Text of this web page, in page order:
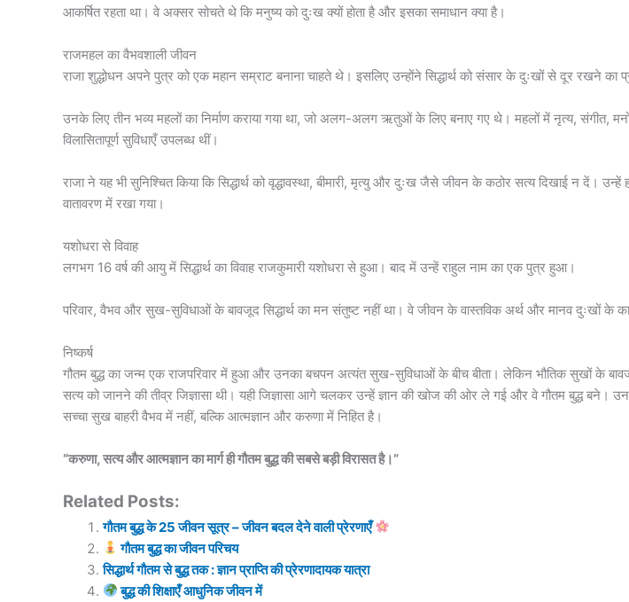
आकर्षित रहता था। वे अक्सर सोचते थे कि मनुष्य को दुःख क्यों होता है और इसका समाधान क्या है।
राजमहल का वैभवशाली जीवन
राजा शुद्धोधन अपने पुत्र को एक महान सम्राट बनाना चाहते थे। इसलिए उन्होंने सिद्धार्थ को संसार के दुःखों से दूर रखने का
उनके लिए तीन भव्य महलों का निर्माण कराया गया था, जो अलग-अलग ऋतुओं के लिए बनाए गए थे। महलों में नृत्य, संगीत,
विलासितापूर्ण सुविधाएँ उपलब्ध थीं।
राजा ने यह भी सुनिश्चित किया कि सिद्धार्थ को वृद्धावस्था, बीमारी, मृत्यु और दुःख जैसे जीवन के कठोर सत्य दिखाई न दें।
वातावरण में रखा गया।
यशोधरा से विवाह
लगभग 16 वर्ष की आयु में सिद्धार्थ का विवाह राजकुमारी यशोधरा से हुआ। बाद में उन्हें राहुल नाम का एक पुत्र हुआ।
परिवार, वैभव और सुख-सुविधाओं के बावजूद सिद्धार्थ का मन संतुष्ट नहीं था। वे जीवन के वास्तविक अर्थ और मानव दुःखों के
निष्कर्ष
गौतम बुद्ध का जन्म एक राजपरिवार में हुआ और उनका बचपन अत्यंत सुख-सुविधाओं के बीच बीता। लेकिन भौतिक सुखों के
सत्य को जानने की तीव्र जिज्ञासा थी। यही जिज्ञासा आगे चलकर उन्हें ज्ञान की खोज की ओर ले गई और वे गौतम बुद्ध बने।
सच्चा सुख बाहरी वैभव में नहीं, बल्कि आत्मज्ञान और करुणा में निहित है।
“करुणा, सत्य और आत्मज्ञान का मार्ग ही गौतम बुद्ध की सबसे बड़ी विरासत है।”
Related Posts:
गौतम बुद्ध के 25 जीवन सूत्र – जीवन बदल देने वाली प्रेरणाएँ
गौतम बुद्ध का जीवन परिचय
सिद्धार्थ गौतम से बुद्ध तक : ज्ञान प्राप्ति की प्रेरणादायक यात्रा
बुद्ध की शिक्षाएँ आधुनिक जीवन में